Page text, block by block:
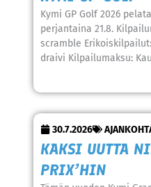
Kymi GP Golf 2026
perjantaina 21.8.
scramble
draivi Kilpailumaksu:
30.7.2026
KAKSI UUTTA
PRIX’HIN